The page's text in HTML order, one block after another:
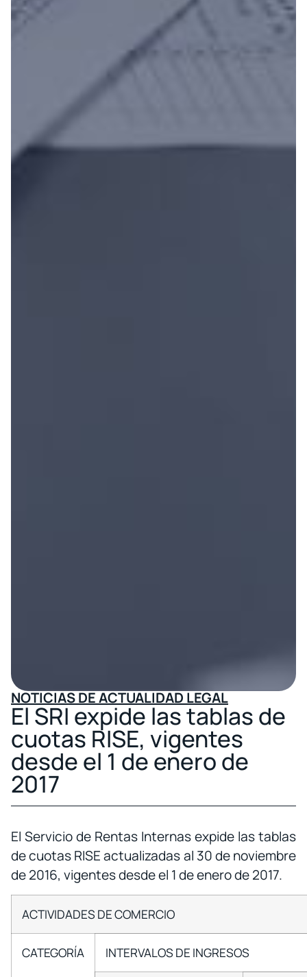
NOTICIAS DE ACTUALIDAD LEGAL
El SRI expide las tablas de
cuotas RISE, vigentes
desde el 1 de enero de
2017
El Servicio de Rentas Internas expide las tablas
de cuotas RISE actualizadas al 30 de noviembre
de 2016, vigentes desde el 1 de enero de 2017.
ACTIVIDADES DE COMERCIO
CATEGORÍA INTERVALOS DE INGRESOS